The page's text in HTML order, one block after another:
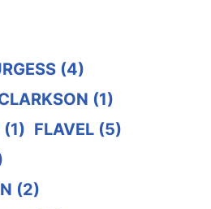
(4)
(1)
(1) FLAVEL (5)
(2)